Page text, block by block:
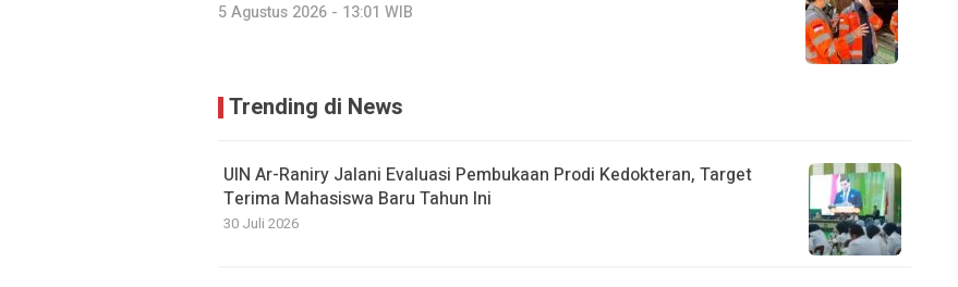
5 Agustus 2026 - 13:01 WIB
Trending di News
UIN Ar-Raniry Jalani Evaluasi Pembukaan Prodi Kedokteran, Target
Terima Mahasiswa Baru Tahun Ini
30 Juli 2026